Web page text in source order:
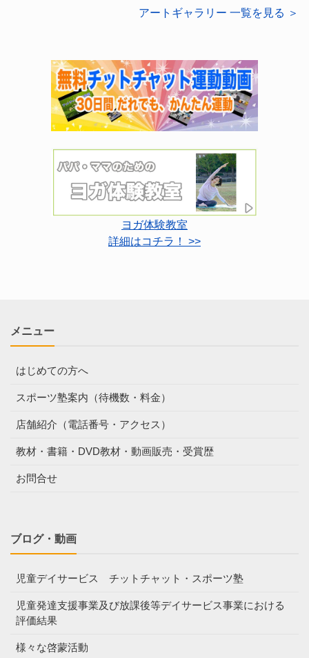
アートギャラリー 一覧を見る ＞
ヨガ体験教室
詳細はコチラ！ >>
メニュー
はじめての方へ
スポーツ塾案内（待機数・料金）
店舗紹介（電話番号・アクセス）
教材・書籍・DVD教材・動画販売・受賞歴
お問合せ
ブログ・動画
児童デイサービス チットチャット・スポーツ塾
児童発達支援事業及び放課後等デイサービス事業における
評価結果
様々な啓蒙活動